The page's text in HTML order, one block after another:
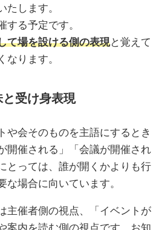
たします。
する予定です。
て場を設ける側の表現と覚えて
なります。
と受け身表現
や会そのものを主語にするとき
開催される」「会議が開催され
とっては、誰が開くかよりも行
な場合に向いています。
主催者側の視点、「イベントが
案内を読む側の視点です。お知